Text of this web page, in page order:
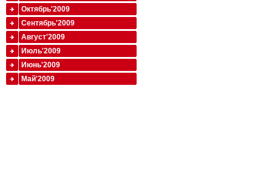
Октябрь'2009
Сентябрь'2009
Август'2009
Июль'2009
Июнь'2009
Май'2009